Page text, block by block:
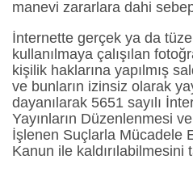
manevi zararlara dahi
İnternette gerçek ya da
kullanılmaya çalışılan
kişilik haklarına yapılmış
ve bunların izinsiz olarak
dayanılarak 5651 sayılı
Yayınların Düzenlenmesi
İşlenen Suçlarla Mücadele
Kanun ile